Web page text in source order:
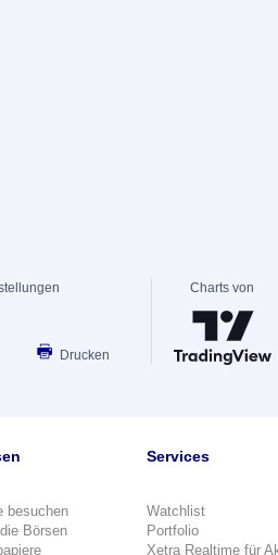
Drucken
Charts von
besuchen
Börsen
Services
Watchlist
Portfolio
Xetra Realtime für